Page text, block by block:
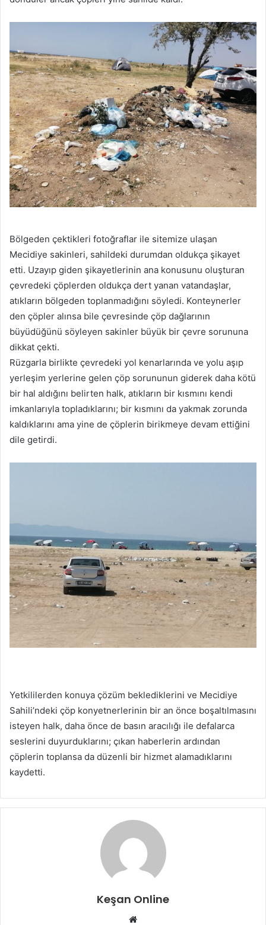
Bölgeden çektikleri fotoğraflar ile sitemize ulaşan
Mecidiye sakinleri, sahildeki durumdan oldukça şikayet
etti. Uzayıp giden şikayetlerinin ana konusunu oluşturan
çevredeki çöplerden oldukça dert yanan vatandaşlar,
atıkların bölgeden toplanmadığını söyledi. Konteynerler
den çöpler alınsa bile çevresinde çöp dağlarının
büyüdüğünü söyleyen sakinler büyük bir çevre sorununa
dikkat çekti.
Rüzgarla birlikte çevredeki yol kenarlarında ve yolu aşıp
yerleşim yerlerine gelen çöp sorununun giderek daha kötü
bir hal aldığını belirten halk, atıkların bir kısmını kendi
imkanlarıyla topladıklarını; bir kısmını da yakmak zorunda
kaldıklarını ama yine de çöplerin birikmeye devam ettiğini
dile getirdi.
Yetkililerden konuya çözüm beklediklerini ve Mecidiye
Sahili’ndeki çöp konyetnerlerinin bir an önce boşaltılmasını
isteyen halk, daha önce de basın aracılığı ile defalarca
seslerini duyurduklarını; çıkan haberlerin ardından
çöplerin toplansa da düzenli bir hizmet alamadıklarını
kaydetti.
Keşan Online
Web